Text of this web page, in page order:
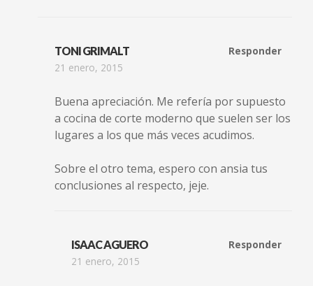
TONI GRIMALT
21 enero, 2015
Responder
Buena apreciación. Me refería por supuesto
a cocina de corte moderno que suelen ser los
lugares a los que más veces acudimos.
Sobre el otro tema, espero con ansia tus
conclusiones al respecto, jeje.
ISAAC AGUERO
21 enero, 2015
Responder